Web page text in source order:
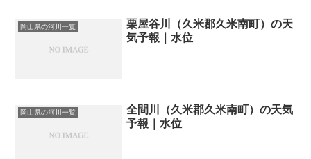
岡山県の河川一覧
栗屋谷川（久米郡久米南町）の天
気予報｜水位
岡山県の河川一覧
全間川（久米郡久米南町）の天気
予報｜水位